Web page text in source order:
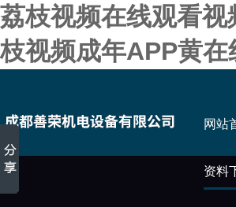
荔枝视频在线观看
枝视频成年APP黄在
网站
资料